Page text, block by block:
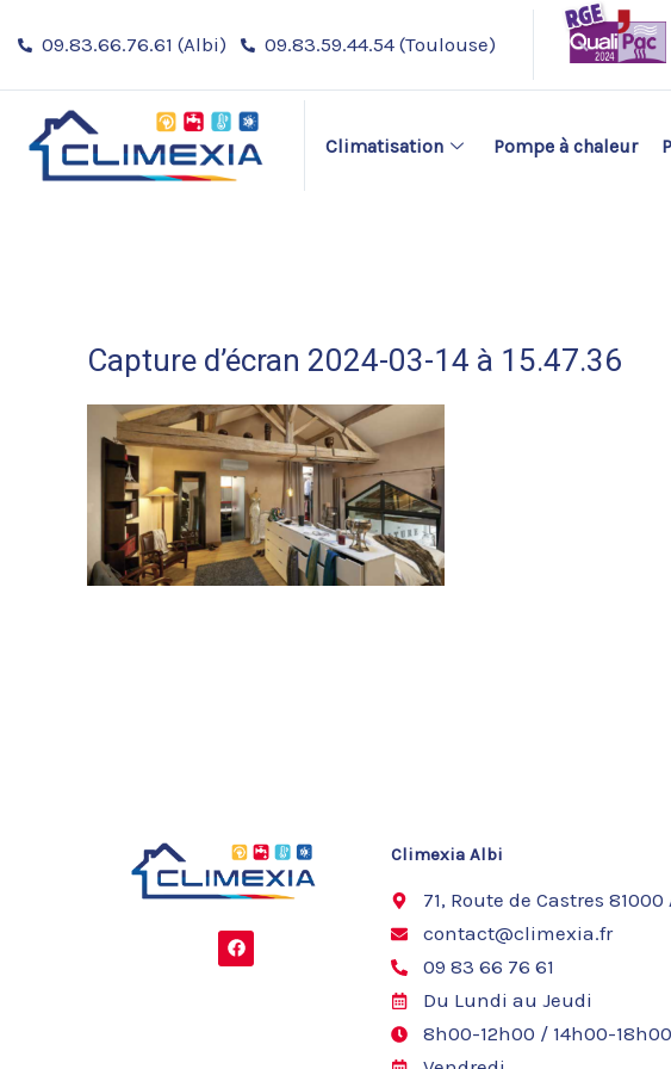
au
09.83.66.76.61 (Albi) 09.83.59.44.54 (Toulouse)
Climatisation Pompe à chaleur
Capture d’écran 2024-03-14 à 15.47.36
F
a
c
Climexia Albi
71, Route de Castres 81000
contact@climexia.fr
09 83 66 76 61
Du Lundi au Jeudi
8h00-12h00 / 14h00-18h00